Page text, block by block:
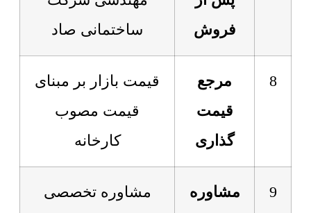
فروش
ساختمانی صاد
8
مرجع
قیمت
گذاری
قیمت بازار بر مبنای
قیمت مصوب
کارخانه
9
مشاوره
مشاوره تخصصی